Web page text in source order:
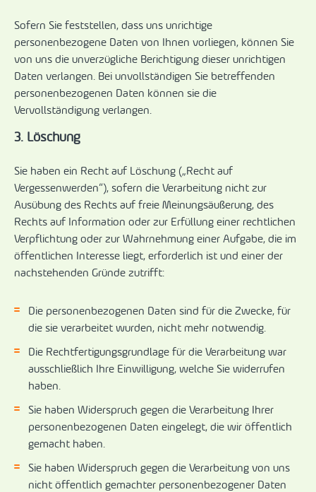
Sofern Sie feststellen, dass uns unrichtige
personenbezogene Daten von Ihnen vorliegen, können Sie
von uns die unverzügliche Berichtigung dieser unrichtigen
Daten verlangen. Bei unvollständigen Sie betreffenden
personenbezogenen Daten können sie die
Vervollständigung verlangen.
3. Löschung
Sie haben ein Recht auf Löschung („Recht auf
Vergessenwerden“), sofern die Verarbeitung nicht zur
Ausübung des Rechts auf freie Meinungsäußerung, des
Rechts auf Information oder zur Erfüllung einer rechtlichen
Verpflichtung oder zur Wahrnehmung einer Aufgabe, die im
öffentlichen Interesse liegt, erforderlich ist und einer der
nachstehenden Gründe zutrifft:
Die personenbezogenen Daten sind für die Zwecke, für
die sie verarbeitet wurden, nicht mehr notwendig.
Die Rechtfertigungsgrundlage für die Verarbeitung war
ausschließlich Ihre Einwilligung, welche Sie widerrufen
haben.
Sie haben Widerspruch gegen die Verarbeitung Ihrer
personenbezogenen Daten eingelegt, die wir öffentlich
gemacht haben.
Sie haben Widerspruch gegen die Verarbeitung von uns
nicht öffentlich gemachter personenbezogener Daten